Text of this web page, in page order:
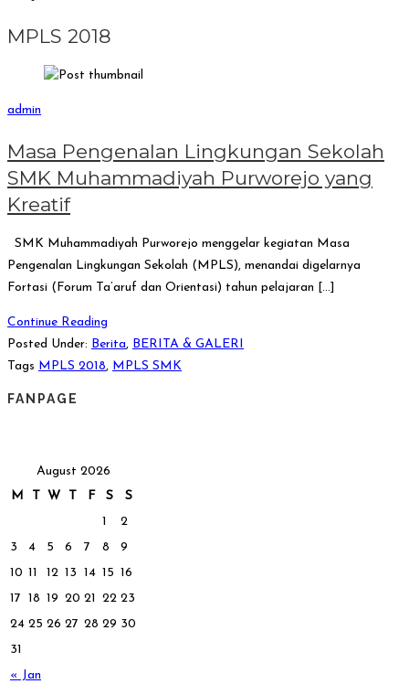
MPLS 2018
admin
Masa Pengenalan Lingkungan Sekolah
SMK Muhammadiyah Purworejo yang
Kreatif
SMK Muhammadiyah Purworejo menggelar kegiatan Masa
Pengenalan Lingkungan Sekolah (MPLS), menandai digelarnya
Fortasi (Forum Ta’aruf dan Orientasi) tahun pelajaran […]
Continue Reading
Posted Under: Berita, BERITA & GALERI
Tags MPLS 2018, MPLS SMK
FANPAGE
August 2026
M
T W T F S S
« Jan
1
2
3
4 5 6 7 8
9
10 11 12 13 14 15 16
17 18 19 20 21 22 23
24 25 26 27 28 29 30
31